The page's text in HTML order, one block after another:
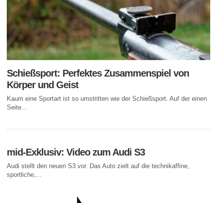
Schießsport: Perfektes Zusammenspiel von
Körper und Geist
Kaum eine Sportart ist so umstritten wie der Schießsport. Auf der einen
Seite...
mid-Exklusiv: Video zum Audi S3
Audi stellt den neuen S3 vor. Das Auto zielt auf die technikaffine,
sportliche,...